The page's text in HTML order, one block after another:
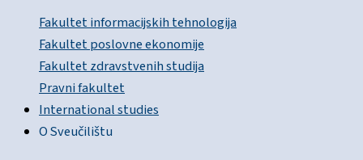
Fakultet informacijskih tehnologija
Fakultet poslovne ekonomije
Fakultet zdravstvenih studija
Pravni fakultet
International studies
O Sveučilištu